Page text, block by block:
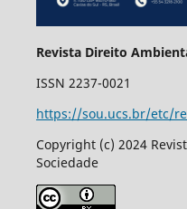
Revista Direito
ISSN 2237-0021
https://sou.ucs.br/etc/
Copyright (c) 2024
Sociedade